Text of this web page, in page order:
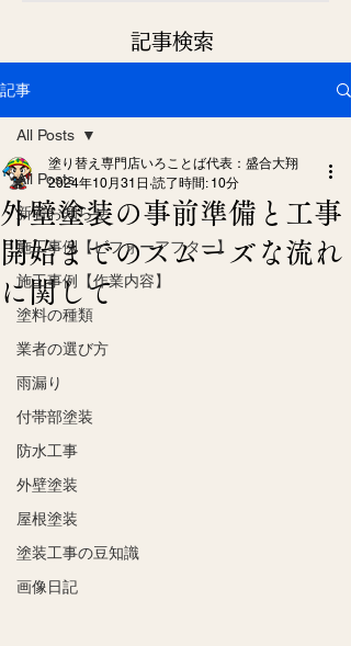
​記事検索
記事
All Posts
新着お知らせ
施工事例【ビフォーアフター】
施工事例【作業内容】
塗料の種類
業者の選び方
雨漏り
付帯部塗装
防水工事
外壁塗装
屋根塗装
塗装工事の豆知識
画像日記
All Posts
外壁塗装の事前準備と工事
開始までのスムーズな流れ
に関して
塗り替え専門店いろことば代表：盛合大翔
2024年10月31日 読了時間: 10分